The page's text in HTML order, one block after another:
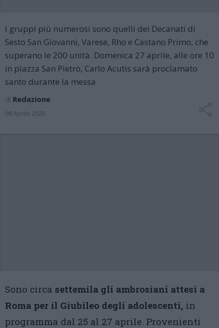
I gruppi più numerosi sono quelli dei Decanati di
Sesto San Giovanni, Varese, Rho e Castano Primo, che
superano le 200 unità. Domenica 27 aprile, alle ore 10
in piazza San Pietro, Carlo Acutis sarà proclamato
santo durante la messa
di Redazione
08 Aprile 2025
Sono circa settemila gli ambrosiani attesi a
Roma per il Giubileo degli adolescenti, in
programma dal 25 al 27 aprile. Provenienti